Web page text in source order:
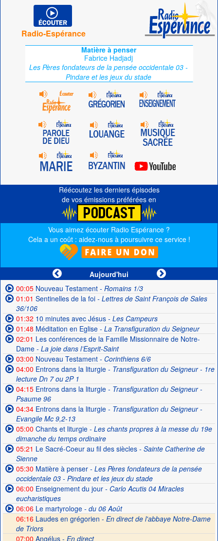
Radio-Espérance
Matière à penser
Fabrice Hadjadj
Les Pères fondateurs de la pensée occidentale 03 -
Pindare et les jeux du stade
Réécoutez les derniers épisodes
de vos émissions préférées en
Vous aimez écouter Radio Espérance ?
Cela a un coût : aidez-nous à poursuivre ce service !
Aujourd'hui
00:05Nouveau Testament- Romains 1/3
01:01 Sentinelles de la foi- Lettres de Saint François de Sales
36/106
01:32 10 minutes avec Jésus- Les Campeurs
01:48 Méditation en Eglise- La Transfiguration du Seigneur
02:01 Les conférences de la Famille Missionnaire de Notre-
Dame- La joie dans l’Esprit-Saint
03:00 Nouveau Testament- Corinthiens 6/6
04:00 Entrons dans la liturgie- Transfiguration du Seigneur - 1re
lecture Dn 7 ou 2P 1
04:15Entrons dans la liturgie- Transfiguration du Seigneur -
Psaume 96
04:34Entrons dans la liturgie- Transfiguration du Seigneur -
Evangile Mc 9,2-13
05:00 Chants et liturgie- Les chants propres à la messe du 19e
dimanche du temps ordinaire
05:21 Le Sacré-Coeur au fil des siècles- Sainte Catherine de
Sienne
05:30 Matière à penser- Les Pères fondateurs de la pensée
occidentale 03 - Pindare et les jeux du stade
06:00 Enseignement du jour- Carlo Acutis 04 Miracles
eucharistiques
06:06Le martyrologe- du 06 Août
06:16 Laudes en grégorien - En direct de l'abbaye Notre-Dame
de Triors
07:00 Angélus - En direct